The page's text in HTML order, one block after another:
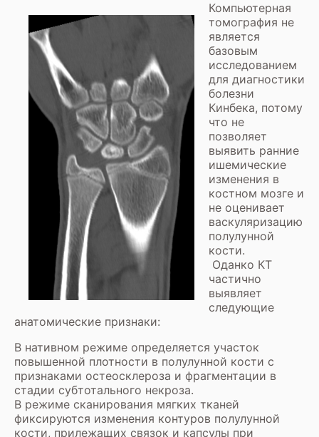
Компьютерная
томография не
является
базовым
исследованием
для диагностики
болезни
Кинбека, потому
что не
позволяет
выявить ранние
ишемические
изменения в
костном мозге и
не оценивает
васкуляризацию
полулунной
кости.
Оданко КТ
частично
выявляет
следующие
анатомические признаки:
В нативном режиме определяется участок
повышенной плотности в полулунной кости с
признаками остеосклероза и фрагментации в
стадии субтотального некроза.
В режиме сканирования мягких тканей
фиксируются изменения контуров полулунной
кости, прилежащих связок и капсулы при